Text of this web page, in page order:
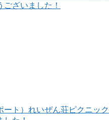
ざいました！
ート）れいぜん荘ピクニッ